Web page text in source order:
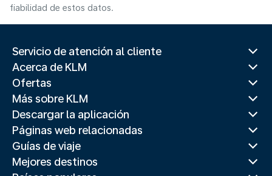
fiabilidad de estos datos.
Servicio de atención al cliente
Acerca de KLM
Ofertas
Más sobre KLM
Descargar la aplicación
Páginas web relacionadas
Guías de viaje
Mejores destinos